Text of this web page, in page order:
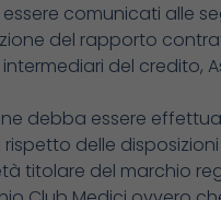
comunicati alle
del rapporto
del credito,
debba essere
delle
titolare del marchio